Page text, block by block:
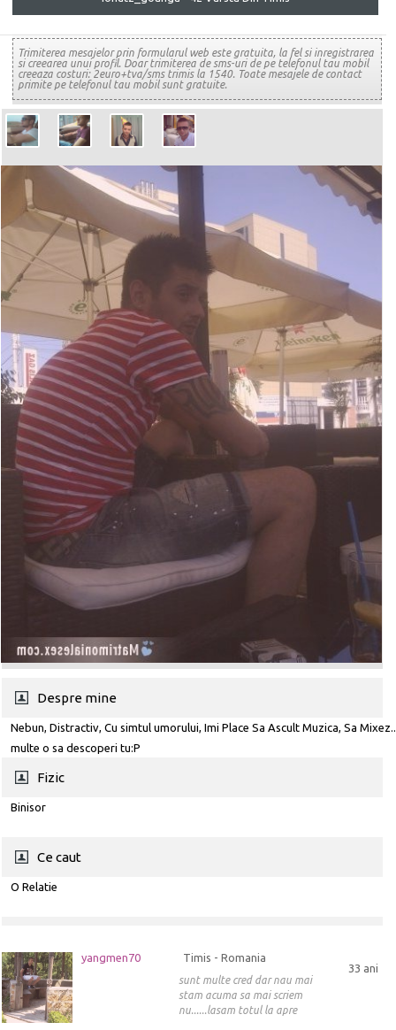
Trimiterea mesajelor prin formularul web este gratuita, la fel si inregistrarea
si creearea unui profil. Doar trimiterea de sms-uri de pe telefonul tau mobil
creeaza costuri: 2euro+tva/sms trimis la 1540. Toate mesajele de contact
primite pe telefonul tau mobil sunt gratuite.
Despre mine
Nebun, Distractiv, Cu simtul umorului, Imi Place Sa Ascult Muzica, Sa
multe o sa descoperi tu:P
Fizic
Binisor
Ce caut
O Relatie
yangmen70
33 ani
Timis - Romania
sunt multe cred dar nau mai
stam acuma sa mai scriem
nu......lasam totul la apre